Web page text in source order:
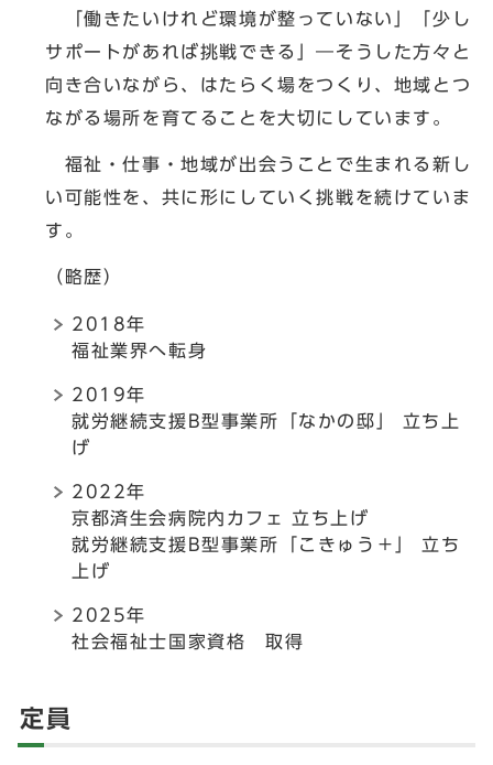
「働きたいけれど環境が整っていない」「少し
サポートがあれば挑戦できる」―そうした方々と
向き合いながら、はたらく場をつくり、地域とつ
ながる場所を育てることを大切にしています。
福祉・仕事・地域が出会うことで生まれる新し
い可能性を、共に形にしていく挑戦を続けていま
す。
（略歴）
2018年
福祉業界へ転身
2019年
就労継続支援B型事業所「なかの邸」 立ち上
げ
2022年
京都済生会病院内カフェ 立ち上げ
就労継続支援B型事業所「こきゅう＋」 立ち
上げ
2025年
社会福祉士国家資格 取得
定員